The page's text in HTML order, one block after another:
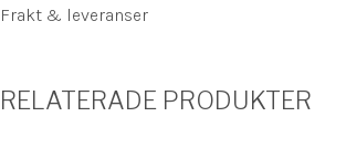
Frakt & leveranser
RELATERADE PRODUKTER